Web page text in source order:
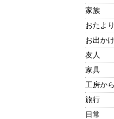
家族
おたよ
お出かけ
友人
家具
工房か
旅行
日常